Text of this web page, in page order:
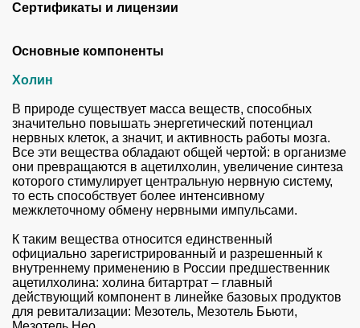
Сертификаты и лицензии
Основные компоненты
Холин
В природе существует масса веществ, способных
значительно повышать энергетический потенциал
нервных клеток, а значит, и активность работы мозга.
Все эти вещества обладают общей чертой: в организме
они превращаются в ацетилхолин, увеличение синтеза
которого стимулирует центральную нервную систему,
то есть способствует более интенсивному
межклеточному обмену нервными импульсами.
К таким вещества относится единственный
официально зарегистрированный и разрешенный к
внутреннему применению в России предшественник
ацетилхолина: холина битартрат – главный
действующий компонент в линейке базовых продуктов
для ревитализации: Мезотель, Мезотель Бьюти,